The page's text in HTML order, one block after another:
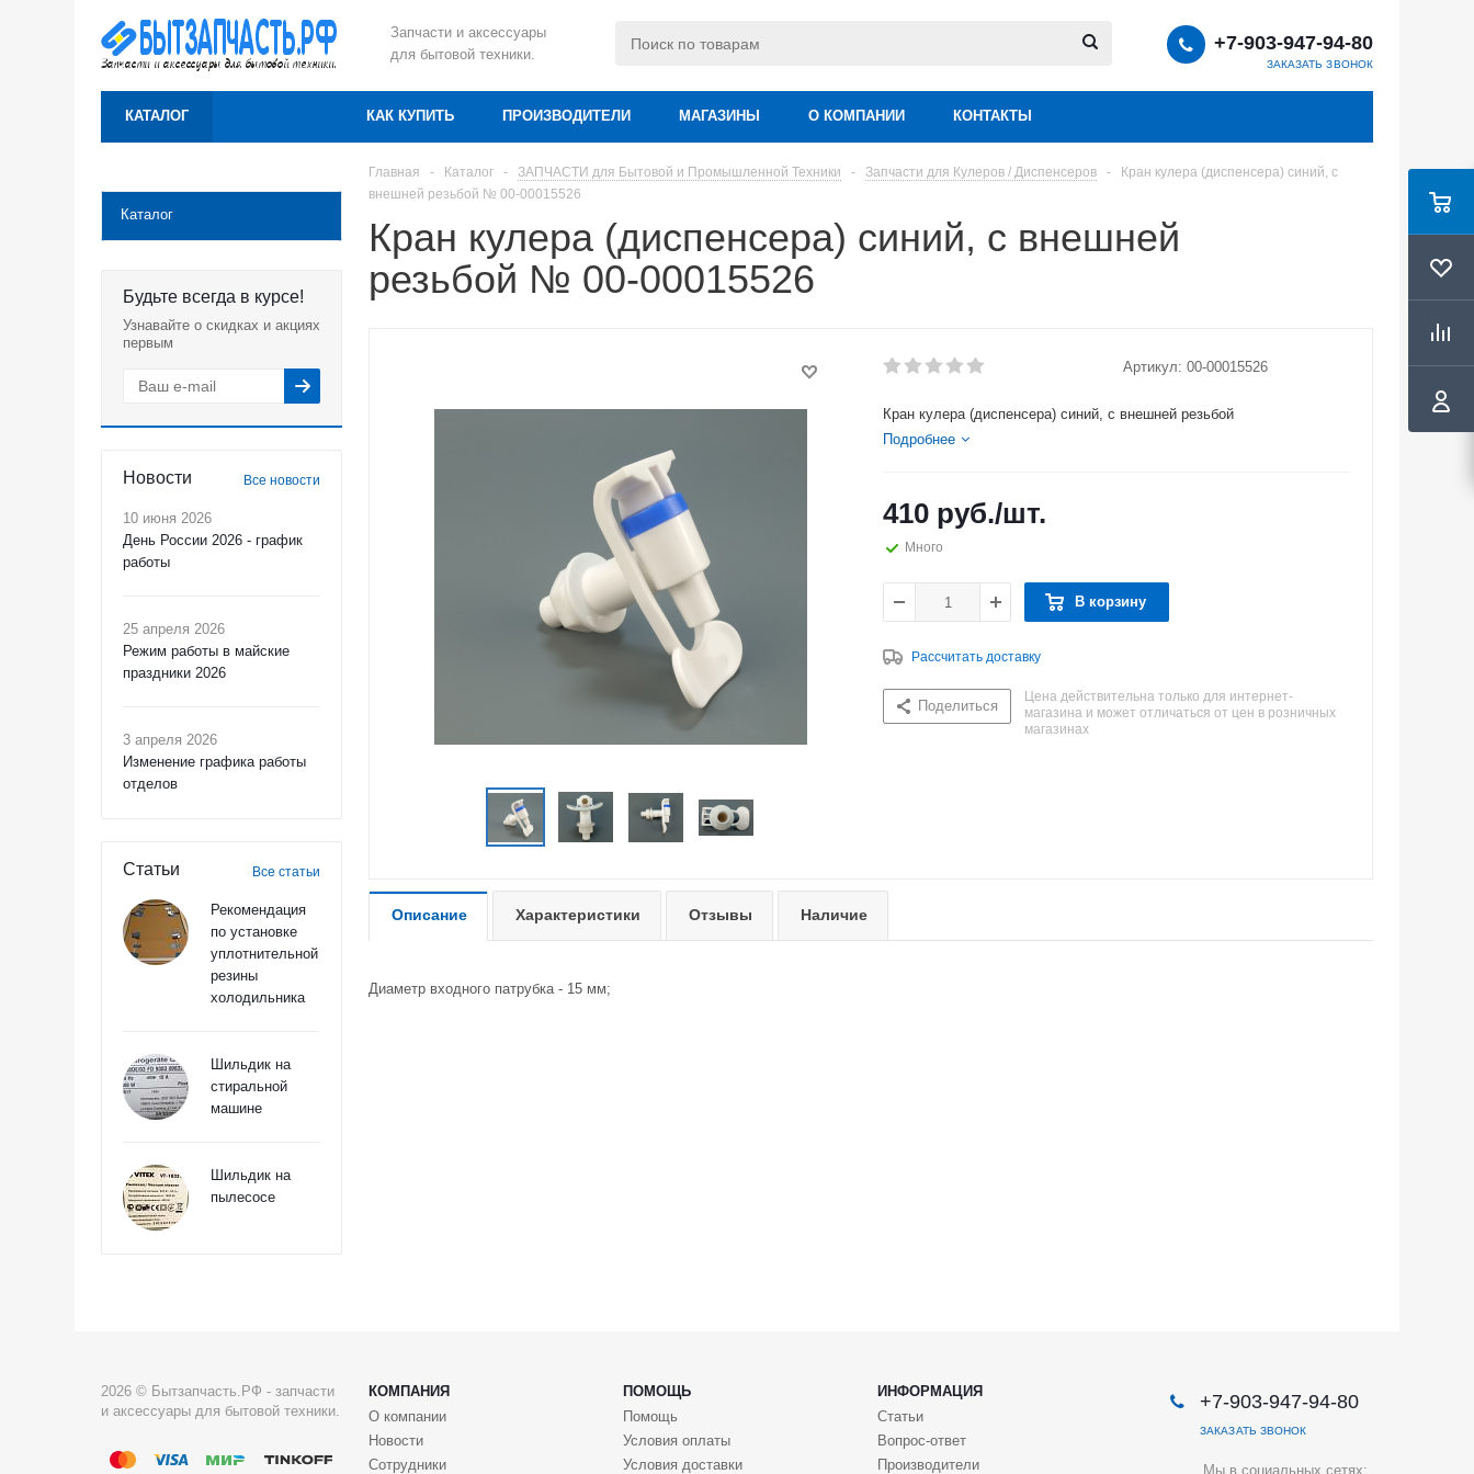
Запчасти и аксессуары
для бытовой техники.
+7-903-947-94-80
ЗАКАЗАТЬ ЗВОНОК
КАТАЛОГ КАК КУПИТЬ ПРОИЗВОДИТЕЛИ МАГАЗИНЫ О КОМПАНИИ КОНТАКТЫ
Каталог
Будьте всегда в курсе!
Узнавайте о скидках и акциях
первым
Новости Все новости
10 июня 2026
День России 2026 - график
работы
25 апреля 2026
Режим работы в майские
праздники 2026
3 апреля 2026
Изменение графика работы
отделов
Статьи Все статьи
Рекомендация
по установке
уплотнительной
резины
холодильника
Шильдик на
стиральной
машине
Шильдик на
пылесосе
Главная - Каталог - ЗАПЧАСТИ для Бытовой и Промышленной Техники - Запчасти для Кулеров / Диспенсеров -
Кран кулера (диспенсера) синий, с
внешней резьбой № 00-00015526
Кран кулера (диспенсера) синий, с внешней
резьбой № 00-00015526
Артикул: 00-00015526
Кран кулера (диспенсера) синий, с внешней резьбой
Подробнее
410 руб./шт.
Много
В корзину
Рассчитать доставку
Поделиться
Цена действительна только для интернет-
магазина и может отличаться от цен в розничных
магазинах
Описание Характеристики Отзывы Наличие
Диаметр входного патрубка - 15 мм;
2026 © Бытзапчасть.РФ - запчасти
и аксессуары для бытовой техники.
КОМПАНИЯ ПОМОЩЬ
ИНФОРМАЦИЯ
О компании
Новости
Сотрудники
Помощь
Условия оплаты
Условия доставки
Статьи
Вопрос-ответ
Производители
+7-903-947-94-80
ЗАКАЗАТЬ ЗВОНОК
Мы в социальных сетях: